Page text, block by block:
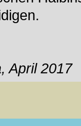
April 2017